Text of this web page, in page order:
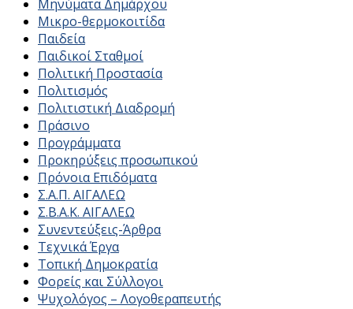
Μηνύματα Δημάρχου
Μικρο-θερμοκοιτίδα
Παιδεία
Παιδικοί Σταθμοί
Πολιτική Προστασία
Πολιτισμός
Πολιτιστική Διαδρομή
Πράσινο
Προγράμματα
Προκηρύξεις προσωπικού
Πρόνοια Επιδόματα
Σ.Α.Π. ΑΙΓΑΛΕΩ
Σ.Β.Α.Κ. ΑΙΓΑΛΕΩ
Συνεντεύξεις-Άρθρα
Τεχνικά Έργα
Τοπική Δημοκρατία
Φορείς και Σύλλογοι
Ψυχολόγος – Λογοθεραπευτής